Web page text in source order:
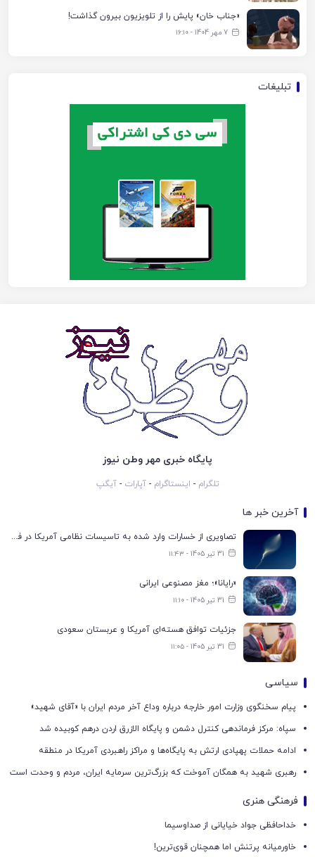
«جناب خان» پایش را از تلویزیون بیرون گذاشت!
7 مهر 1404 - ۱۶:۱۰
تبلیغات
پایگاه خبری مهر وطن نیوز
تلگرام - اینستاگرام -آپارات -آیگپ
آخرین خبر ها
تصاویری از خسارات وارد شده به تاسیسات نظامی آمریکا در فرودگاه اربیل
31 تیر 1405 - ۱۱:۴۳
«رایانا»؛ مغز مصنوعی ایرانی
31 تیر 1405 - ۱۱:۱۰
جزئیات توافق هسته‌ای آمریکا و عربستان سعودی
31 تیر 1405 - ۱۱:۰۵
سیاسی
پیام سخنگوی وزارت امور خارجه درباره وداع آخر مردم ایران با «آقای شهید»
سپاه: مرکز فرماندهی کنترل دشمن و پایگاه الازرق اردن درهم کوبیده شد
ادامه حملات پهپادی ارتش به پایگاه‌ها و مراکز راهبردی آمریکا در منطقه
رهبری شهید به همگان آموخت که بزرگ‌ترین سرمایه ایران، مردم و وحدت است
فرهنگی هنری
خداحافظی جواد خیایانی از صداوسیما
خاورمیانه پرتنش اما همچنان قوی‌ترین!